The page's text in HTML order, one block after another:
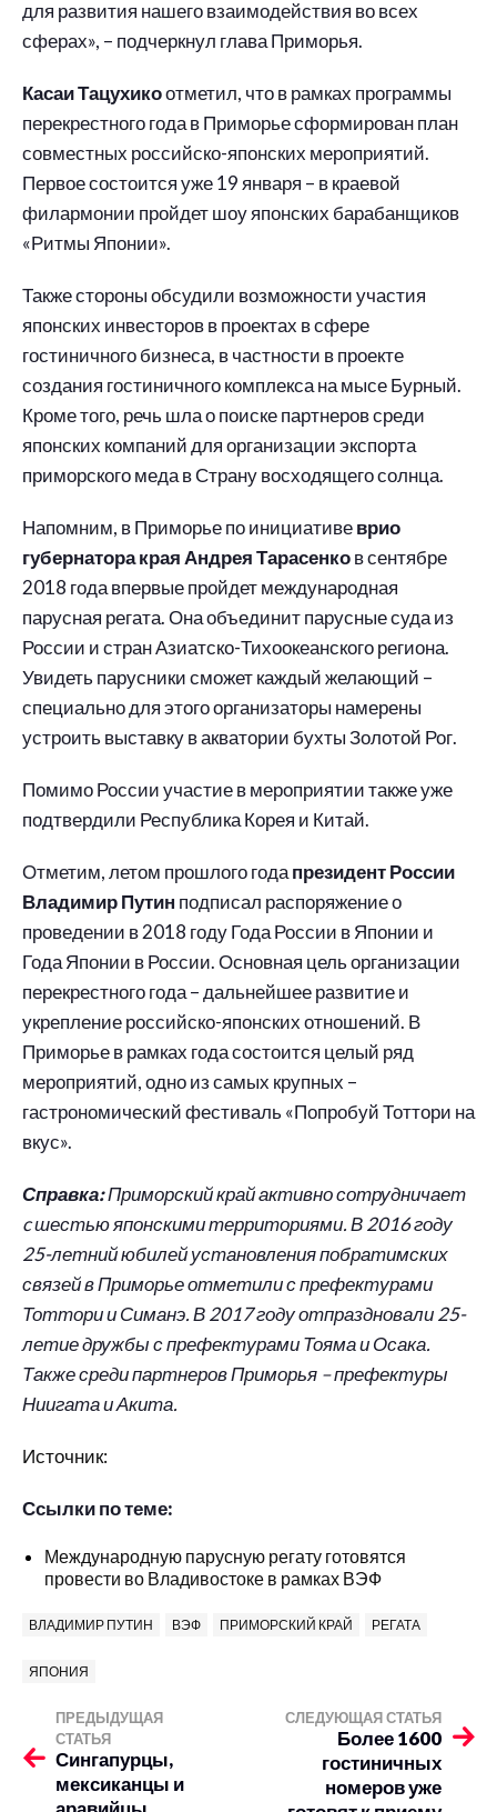
для развития нашего взаимодействия во всех
сферах», – подчеркнул глава Приморья.
Касаи Тацухикоотметил, что в рамках программы
перекрестного года в Приморье сформирован план
совместных российско-японских мероприятий.
Первое состоится уже 19 января – в краевой
филармонии пройдет шоу японских барабанщиков
«Ритмы Японии».
Также стороны обсудили возможности участия
японских инвесторов в проектах в сфере
гостиничного бизнеса, в частности в проекте
создания гостиничного комплекса на мысе Бурный.
Кроме того, речь шла о поиске партнеров среди
японских компаний для организации экспорта
приморского меда в Страну восходящего солнца.
Напомним, в Приморье по инициативеврио
губернатора края Андрея Тарасенков сентябре
2018 года впервые пройдет международная
парусная регата. Она объединит парусные суда из
России и стран Азиатско-Тихоокеанского региона.
Увидеть парусники сможет каждый желающий –
специально для этого организаторы намерены
устроить выставку в акватории бухты Золотой Рог.
Помимо России участие в мероприятии также уже
подтвердили Республика Корея и Китай.
Отметим, летом прошлого годапрезидент России
Владимир Путин подписал распоряжение о
проведении в 2018 году Года России в Японии и
Года Японии в России. Основная цель организации
перекрестного года – дальнейшее развитие и
укрепление российско-японских отношений. В
Приморье в рамках года состоится целый ряд
мероприятий, одно из самых крупных –
гастрономический фестиваль «Попробуй Тоттори на
вкус».
Справка:Приморский край активно сотрудничает
c шестью японскими территориями. В 2016 году
25-летний юбилей установления побратимских
связей в Приморье отметили с префектурами
Тоттори и Симанэ. В 2017 году отпраздновали 25-
летие дружбы с префектурами Тояма и Осака.
Также среди партнеров Приморья – префектуры
Ниигата и Акита.
Источник:
Ссылки по теме:
Международную парусную регату готовятся
провести во Владивостоке в рамках ВЭФ
ВЛАДИМИР ПУТИН ВЭФ ПРИМОРСКИЙ КРАЙ РЕГАТА
ЯПОНИЯ
ПРЕДЫДУЩАЯ
СТАТЬЯ
Сингапурцы,
мексиканцы и
СЛЕДУЮЩАЯ СТАТЬЯ
Более 1600
гостиничных
номеров уже